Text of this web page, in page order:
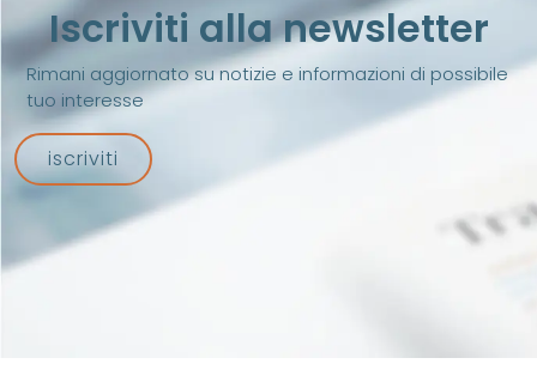
Iscriviti alla newsletter
Rimani aggiornato su notizie e informazioni di possibile
tuo interesse
iscriviti